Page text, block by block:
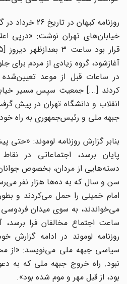
روزنامه کیهان در
خیابان‌های تهران نوشت: «درپی
آغازشود، ‌گروه زیادی از مردم برای
در ساعات قبل از موعد تعیین‌شده
کردند [...] جمعیت سپس مسیر
انقلاب و دانشگاه تهران در پیش
جبهه ملی و رئیس‌جمهوری به راه خود
بنابر گزارش روزنامه‌ لوموند: «حتی
پایان برسد، اجتماعاتی در
دسته‌هایی از مردان، بخصوص
سن و سال که به ده‌ها هزار نفر
امام خمینی را حمل می‌کردند و بطور
می‌خواندند، به سوی میدان فردوسی
ساعت اجتماع مخالفان فرا برسد،
روزنامه لوموند در ادامه گزارش
سیاسی جبهه ملی می‌نویسد: «از
نبود. راه خروج جبهه ملی که به
بود، از قبل مهر و موم شده بود».